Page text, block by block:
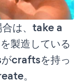
は、take a
製造している
craftsを持っ
。